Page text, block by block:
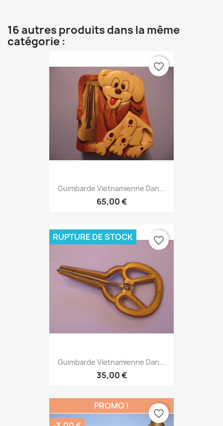
16 autres produits dans la même
catégorie :
Guimbarde Vietnamienne Dan...
65,00 €
favorite_border
Guimbarde Vietnamienne Dan...
35,00 €
RUPTURE DE STOCK favorite_border
PROMO !
favorite_border